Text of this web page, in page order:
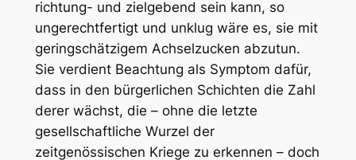
richtung- und zielgebend sein kann, so
ungerechtfertigt und unklug wäre es, sie mit
geringschätzigem Achselzucken abzutun.
Sie verdient Beachtung als Symptom dafür,
dass in den bürgerlichen Schichten die Zahl
derer wächst, die – ohne die letzte
gesellschaftliche Wurzel der
zeitgenössischen Kriege zu erkennen – doch